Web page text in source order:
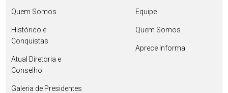
Quem Somos
Histórico e
Conquistas
Atual Diretoria e
Conselho
Galeria de Presidentes
Equipe
Quem Somos
Aprece Informa